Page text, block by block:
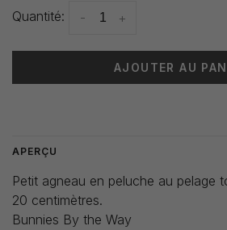
Quantité: +
-
AJOUTER AU
APERÇU
Petit agneau en peluche au pelage
20 centimètres.
Bunnies By the Way